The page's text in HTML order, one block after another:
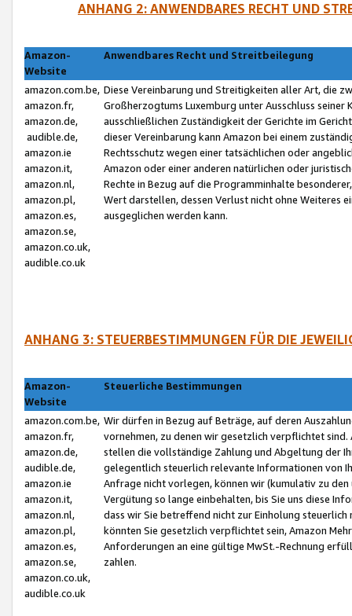
ANHANG 2: ANWENDBARES RECHT UND
Amazon-
Website
Anwendbares Recht und Streitbeilegung
amazon.com.be,
amazon.fr,
amazon.de,
audible.de,
amazon.ie
amazon.it,
amazon.nl,
amazon.pl,
amazon.es,
amazon.se,
amazon.co.uk,
audible.co.uk
Diese Vereinbarung und Streitigkeiten aller Art, die
Großherzogtums Luxemburg unter Ausschluss
ausschließlichen Zuständigkeit der Gerichte im
dieser Vereinbarung kann Amazon bei einem
Rechtsschutz wegen einer tatsächlichen oder
Amazon oder einer anderen natürlichen oder
Rechte in Bezug auf die Programminhalte
Wert darstellen, dessen Verlust nicht ohne Weiteres
ausgeglichen werden kann.
ANHANG 3: STEUERBESTIMMUNGEN FÜR DIE
Amazon-
Website
Steuerliche Bestimmungen
amazon.com.be,
amazon.fr,
amazon.de,
audible.de,
amazon.ie
amazon.it,
amazon.nl,
amazon.pl,
amazon.es,
amazon.se,
amazon.co.uk,
audible.co.uk
Wir dürfen in Bezug auf Beträge, auf deren
vornehmen, zu denen wir gesetzlich verpflichtet
stellen die vollständige Zahlung und Abgeltung der
gelegentlich steuerlich relevante Informationen von
Anfrage nicht vorlegen, können wir (kumulativ zu
Vergütung so lange einbehalten, bis Sie uns diese
dass wir Sie betreffend nicht zur Einholung
könnten Sie gesetzlich verpflichtet sein, Amazon
Anforderungen an eine gültige MwSt.-Rechnung
zahlen.